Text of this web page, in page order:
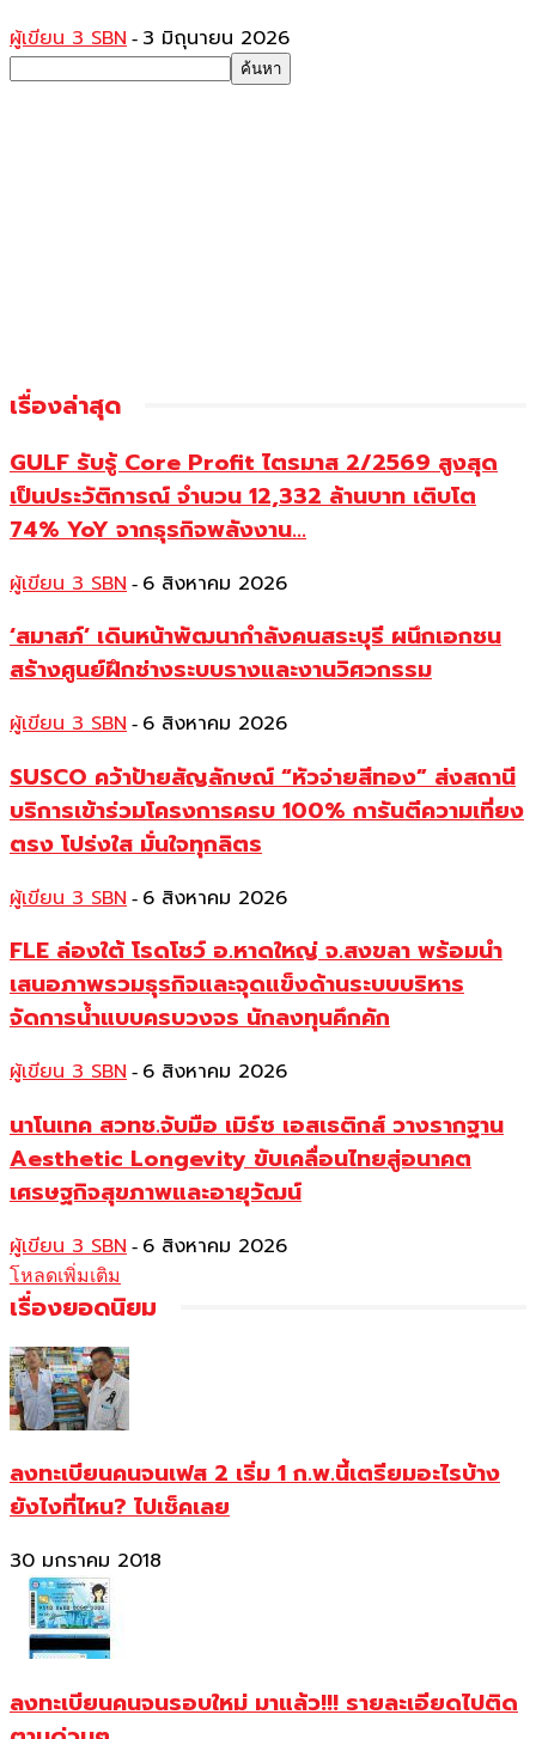
ผู้เขียน 3 SBN - 3 มิถุนายน 2026
เรื่องล่าสุด
GULF รับรู้ Core Profit ไตรมาส 2/2569 สูงสุด
เป็นประวัติการณ์ จำนวน 12,332 ล้านบาท เติบโต
74% YoY จากธุรกิจพลังงาน...
ผู้เขียน 3 SBN - 6 สิงหาคม 2026
‘สมาสภ์’ เดินหน้าพัฒนากำลังคนสระบุรี ผนึกเอกชน
สร้างศูนย์ฝึกช่างระบบรางและงานวิศวกรรม
ผู้เขียน 3 SBN - 6 สิงหาคม 2026
SUSCO คว้าป้ายสัญลักษณ์ “หัวจ่ายสีทอง” ส่งสถานี
บริการเข้าร่วมโครงการครบ 100% การันตีความเที่ยง
ตรง โปร่งใส มั่นใจทุกลิตร
ผู้เขียน 3 SBN - 6 สิงหาคม 2026
FLE ล่องใต้ โรดโชว์ อ.หาดใหญ่ จ.สงขลา พร้อมนำ
เสนอภาพรวมธุรกิจและจุดแข็งด้านระบบบริหาร
จัดการน้ำแบบครบวงจร นักลงทุนคึกคัก
ผู้เขียน 3 SBN - 6 สิงหาคม 2026
นาโนเทค สวทช.จับมือ เมิร์ซ เอสเธติกส์ วางรากฐาน
Aesthetic Longevity ขับเคลื่อนไทยสู่อนาคต
เศรษฐกิจสุขภาพและอายุวัฒน์
ผู้เขียน 3 SBN - 6 สิงหาคม 2026
โหลดเพิ่มเติม
เรื่องยอดนิยม
ลงทะเบียนคนจนเฟส 2 เริ่ม 1 ก.พ.นี้เตรียมอะไรบ้าง
ยังไงที่ไหน? ไปเช็คเลย
30 มกราคม 2018
ลงทะเบียนคนจนรอบใหม่ มาแล้ว!!! รายละเอียดไปติด